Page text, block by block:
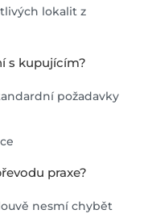
lokalit z
s kupujícím?
požadavky
praxe?
nesmí chybět